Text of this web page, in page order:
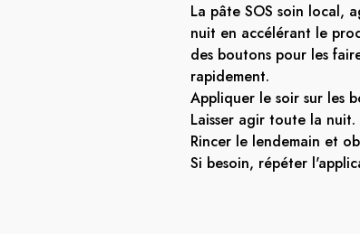
La pâte SOS soin local,
nuit en accélérant le
des boutons pour les
rapidement.
Appliquer le soir sur les
Laisser agir toute la nuit.
Rincer le lendemain et
Si besoin, répéter